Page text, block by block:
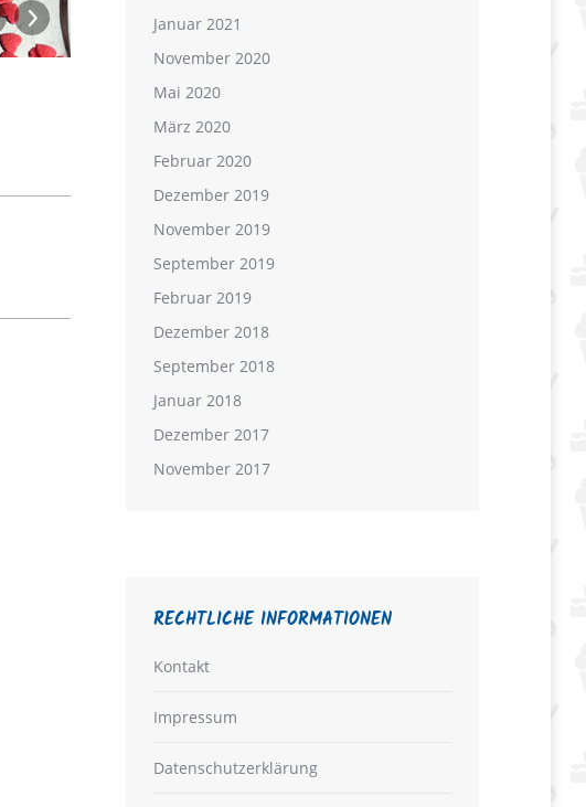
Kalter Hund
Januar 2021
November 2020
Mai 2020
März 2020
Februar 2020
Dezember 2019
November 2019
September 2019
Februar 2019
Dezember 2018
September 2018
Januar 2018
Dezember 2017
November 2017
RECHTLICHE INFORMATIONEN
Kontakt
Impressum
Datenschutzerklärung